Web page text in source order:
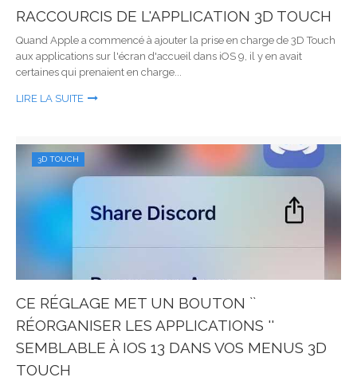
RACCOURCIS DE L'APPLICATION 3D TOUCH
Quand Apple a commencé à ajouter la prise en charge de 3D Touch
aux applications sur l'écran d'accueil dans iOS 9, il y en avait
certaines qui prenaient en charge...
LIRE LA SUITE
3D TOUCH
CE RÉGLAGE MET UN BOUTON ``
RÉORGANISER LES APPLICATIONS ''
SEMBLABLE À IOS 13 DANS VOS MENUS 3D
TOUCH